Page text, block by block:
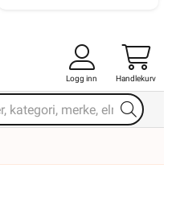
Logg inn Handlekurv